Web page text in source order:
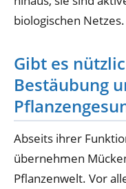
biologischen Netzes.
Gibt es
Bestäubung
Abseits ihrer
übernehmen
Pflanzenwelt. Vor